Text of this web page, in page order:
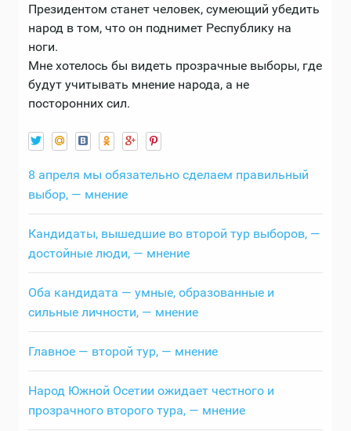
Президентом станет человек, сумеющий убедить
народ в том, что он поднимет Республику на
ноги.
Мне хотелось бы видеть прозрачные выборы, где
будут учитывать мнение народа, а не
посторонних сил.
8 апреля мы обязательно сделаем правильный
выбор, — мнение
Кандидаты, вышедшие во второй тур выборов, —
достойные люди, — мнение
Оба кандидата — умные, образованные и
сильные личности, — мнение
Главное — второй тур, — мнение
Народ Южной Осетии ожидает честного и
прозрачного второго тура, — мнение